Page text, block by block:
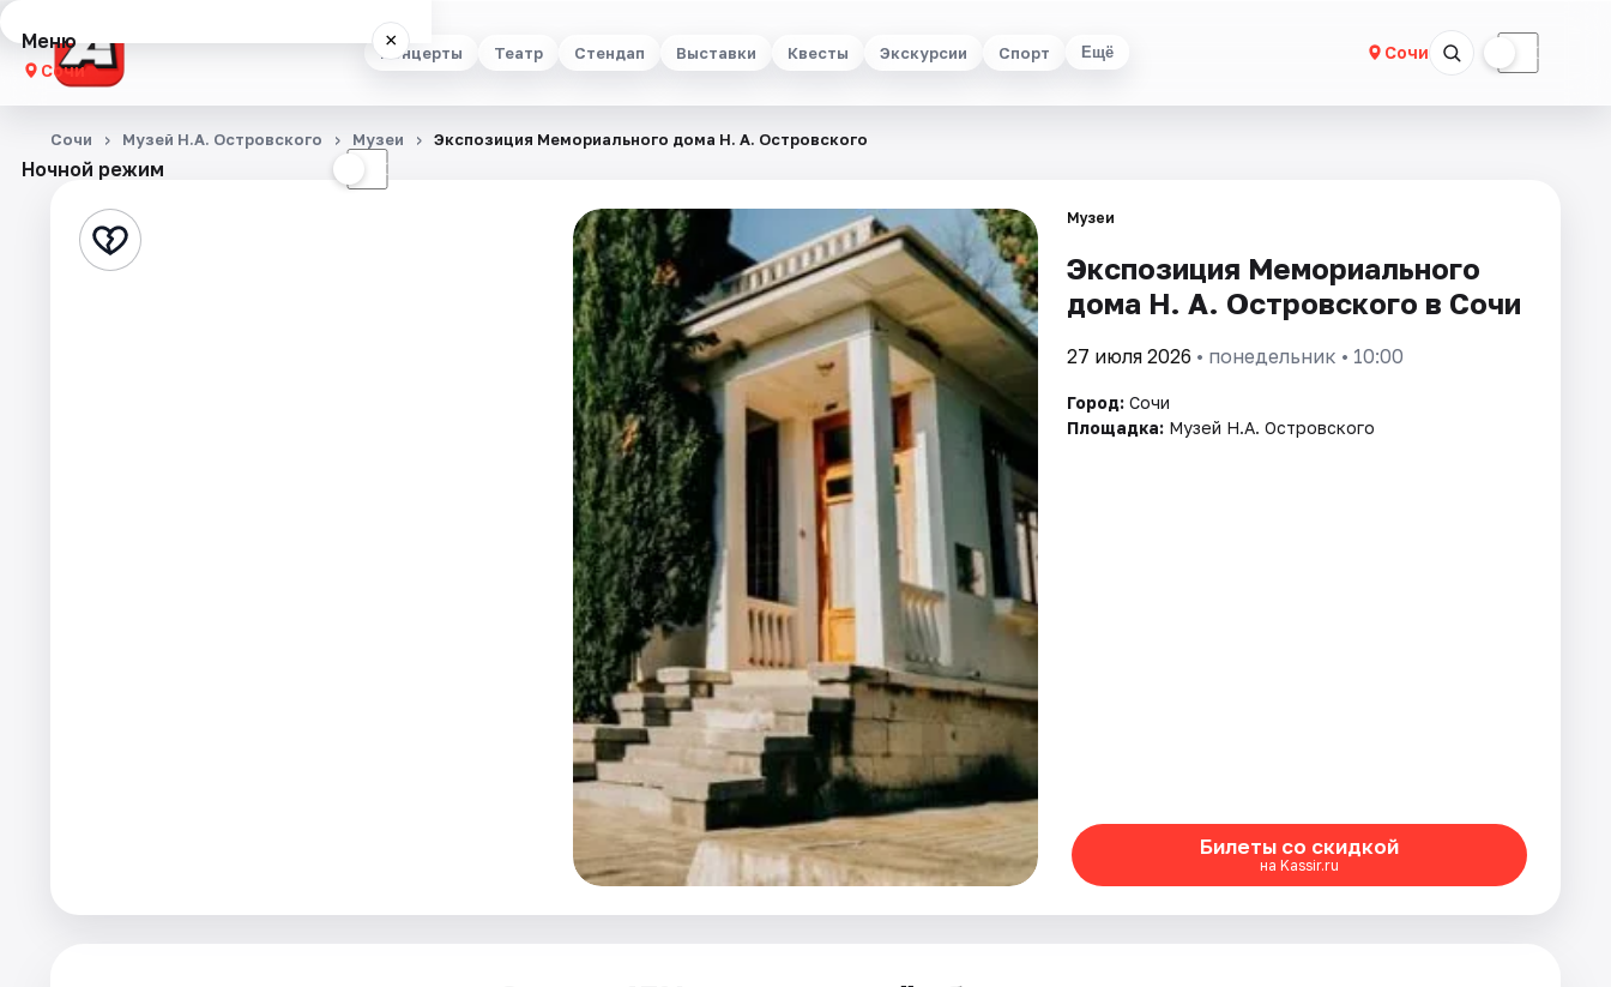
Концерты Театр Стендап Выставки Квесты Экскурсии Спорт Ещё Сочи ☾
Меню ×
Сочи
Концерты
Стендап
Ночной режим ☾
Сочи Музей Н.А. Островского Музеи Экспозиция Мемориального дома Н. А. Островского
Музеи
Экспозиция Мемориального
дома Н. А. Островского в Сочи
27 июля 2026 • понедельник • 10:00
Город: Сочи
Площадка: Музей Н.А. Островского
Билеты со скидкой
на Kassir.ru